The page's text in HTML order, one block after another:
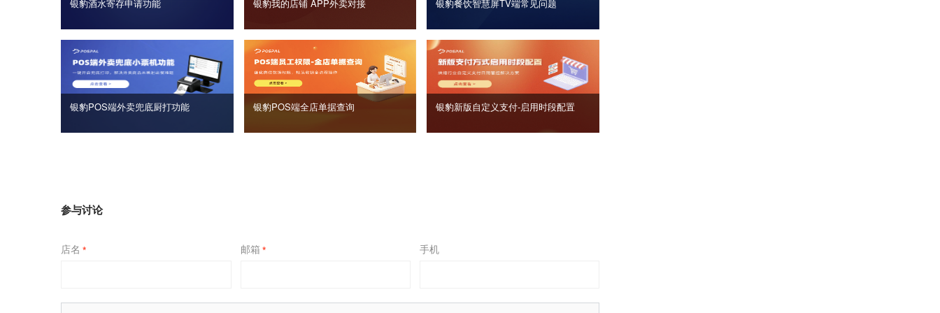
银豹酒水寄存申请功能 银豹我的店铺 APP外卖对接 银豹餐饮智慧屏TV端常见问题
银豹POS端外卖兜底厨打功能 银豹POS端全店单据查询 银豹新版自定义支付‑启用时段配置
参与讨论
店名 * 邮箱 * 手机